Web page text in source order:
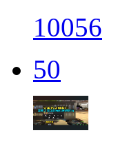
10056
50